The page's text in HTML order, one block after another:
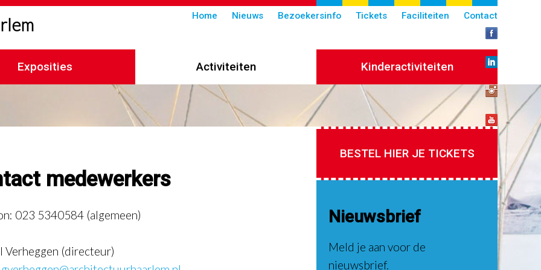
Submenu
header
Home Nieuws Bezoekersinfo Tickets Faciliteiten Contact
Exposities Activiteiten Kinderactiviteiten
medewerkers
023 5340584 (algemeen)
Verheggen (directeur)
BESTEL HIER JE TICKETS
Nieuwsbrief
Meld je aan voor de
nieuwsbrief.